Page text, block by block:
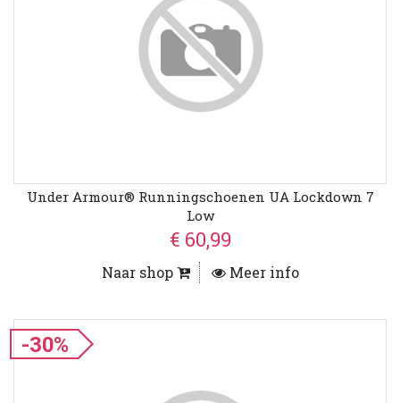
Under Armour® Runningschoenen UA Lockdown 7
Low
€ 60,99
Naar shop Meer info
-30%